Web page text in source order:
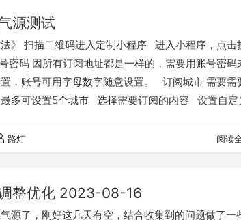
源测试
法》 扫描二维码进入定制小程序 进入小程序，点击
密码 因所有订阅地址都是一样的，需要用账号密码
，账号可用字母数字随意设置。 订阅城市 需要需
多可设置5个城市 选择需要订阅的内容 设置自定
路灯 阅读
整优化 2023-08-16
源了，刚好这几天有空，结合收集到的问题做了一